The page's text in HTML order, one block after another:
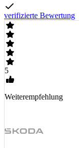
verifizierte Bewertung
5
Weiterempfehlung